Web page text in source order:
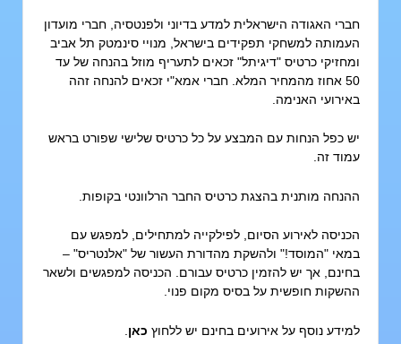
האגודה הישראלית למדע בדיוני ולפנטסיה, חברימועדון
למשחקי תפקידים בישראל , מנויי סינמטק תל אביב
כרטיס "דיגיתל" זכאים לתעריף מוזל בהנחה של עד
אמא"יזכאים להנחה זהה
אירועי האנימה
כפל הנחות עם המבצע על כל כרטיס שלישי שפורט בראש
זה.
מותנית בהצגת כרטיס החבר הרלוונטי בקופות.
לאירוע הסיום, לפילקייה למתחילים, למפגש עם
"המוסד!" ולהשקת מהדורת העשור של "אלנטריס" –
אך יש להזמין כרטיס עבורם. הכניסה למפגשים ולשאר
חופשית על בסיס מקום פנוי.
נוסף על אירועים בחינםיש ללחוץכאן.